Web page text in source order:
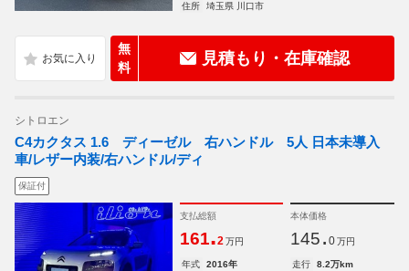
住所
埼玉県 川口市
無
料
見積もり・在庫確認
シトロエン
C4カクタス 1.6 ディーゼル 右ハンドル 5人 日本未導入
車/レザー内装/右ハンドル/ディ
保証付
支払総額
161.2 万円
本体価格
145. 0 万円
年式 2016年 走行
8.2万km